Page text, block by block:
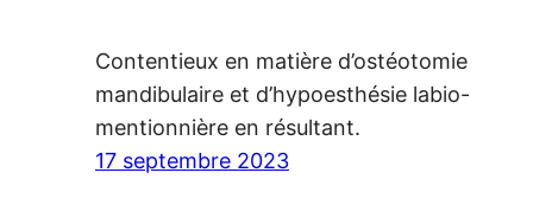
Contentieux en matière d’ostéotomie
mandibulaire et d’hypoesthésie labio-
mentionnière en résultant.
17 septembre 2023